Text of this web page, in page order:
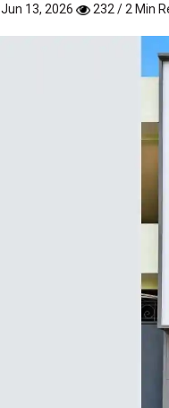
Jun 13, 2026
232 / 2 Min